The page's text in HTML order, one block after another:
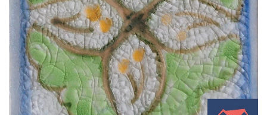
Mã giảm giá:
Ngày hết hạn:
Điều kiện: